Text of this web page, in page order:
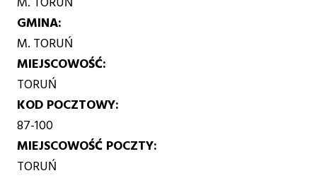
GMINA
M. TORUŃ
MIEJSCOWOŚĆ
TORUŃ
KOD POCZTOWY
87-100
MIEJSCOWOŚĆ POCZTY
TORUŃ